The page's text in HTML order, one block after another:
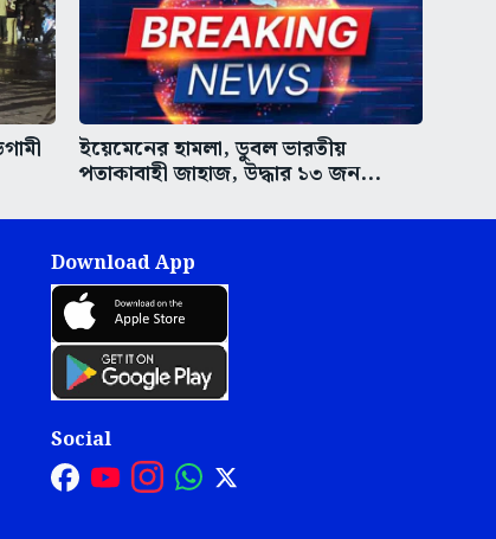
ইয়েমেনের হামলা, ডুবল ভারতীয়
পতাকাবাহী জাহাজ, উদ্ধার ১৩ জন...
Download App
Social